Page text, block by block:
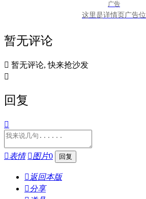
广告
这里是详情页广告位
暂无评论
 暂无评论, 快来抢沙发

回复

表情 图片0
 返回本版
分享